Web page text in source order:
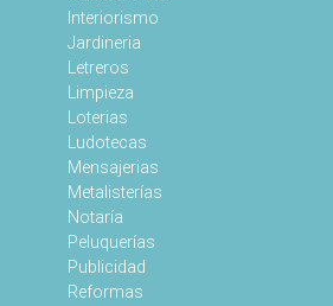
Interiorismo
Jardineria
Letreros
Limpieza
Loterias
Ludotecas
Mensajerias
Metalisterías
Notaría
Peluquerías
Publicidad
Reformas